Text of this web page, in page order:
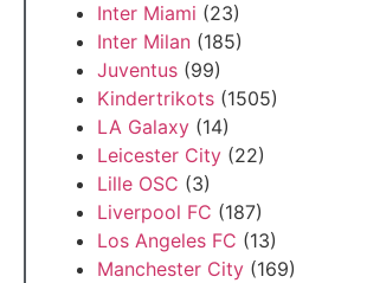
Inter Miami (23)
Inter Milan (185)
Juventus (99)
Kindertrikots (1505)
LA Galaxy (14)
Leicester City (22)
Lille OSC (3)
Liverpool FC (187)
Los Angeles FC (13)
Manchester City (169)